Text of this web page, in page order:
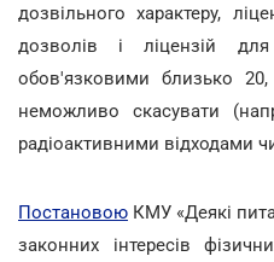
дозвільного характеру,
дозволів і ліцензій
обов'язковими близько
неможливо скасувати
радіоактивними відходами
Постановою КМУ «Деякі
законних інтересів